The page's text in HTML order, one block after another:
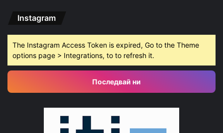
Instagram
The Instagram Access Token is expired, Go to the Theme
options page > Integrations, to to refresh it.
Последвай ни